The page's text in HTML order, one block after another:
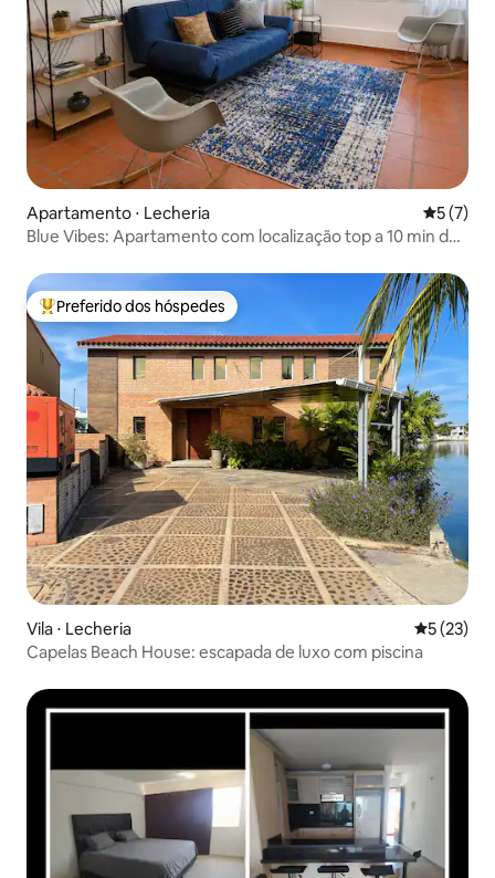
Apartamento ⋅ Lecheria 5 de
5 (7)
Blue Vibes: Apartamento com localização top a 10 min da
Entre os melhores preferidos dos hóspedes
Preferido dos hóspedes
Vila ⋅ Lecheria 5 de uma
5 (23)
Capelas Beach House: escapada de luxo com piscina